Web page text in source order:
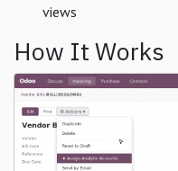
views
How It Works